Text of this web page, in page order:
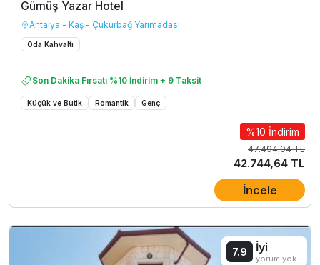
Gümüş Yazar Hotel
Antalya - Kaş - Çukurbağ Yarımadası
Oda Kahvaltı
Son Dakika Fırsatı %10 İndirim + 9 Taksit
Küçük ve Butik Romantik Genç
%10 İndirim
47.494,04 TL
42.744,64 TL
İncele
7.9 İyi
yorum yok